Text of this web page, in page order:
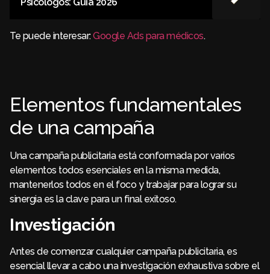
Te puede interesar:Google Ads para médicos.
Elementos fundamentales
de una campaña
Una campaña publicitaria está conformada por varios
elementos todos esenciales en la misma medida,
mantenerlos todos en el foco y trabajar para lograr su
sinergia es la clave para un final exitoso.
Investigación
Antes de comenzar cualquier campaña publicitaria, es
esencial llevar a cabo una investigación exhaustiva sobre el